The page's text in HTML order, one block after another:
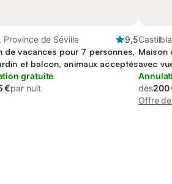
Province de Séville
9,5
de vacances pour 7 personnes,
et balcon, animaux acceptés
gratuite
€par nuit
Morena
Maison
avec
dès200
Offre